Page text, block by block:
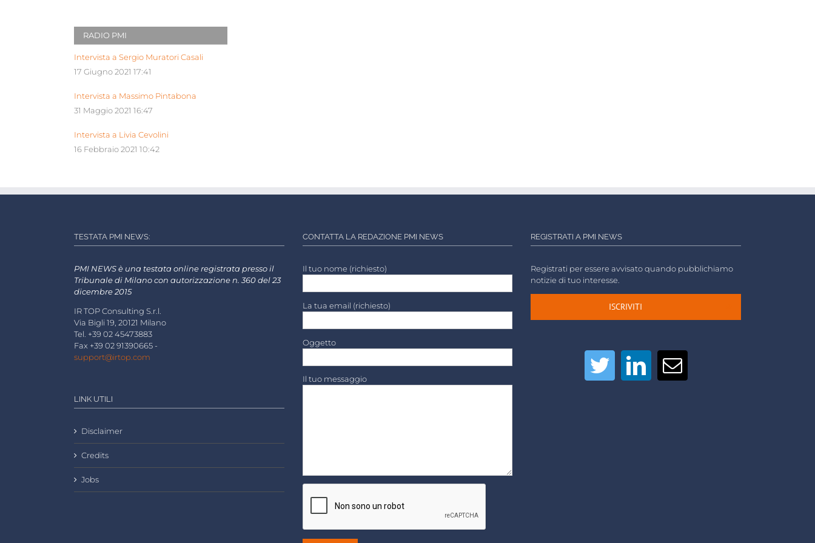
RADIO PMI
Intervista a Sergio Muratori Casali
17 Giugno 2021 17:41
Intervista a Massimo Pintabona
31 Maggio 2021 16:47
Intervista a Livia Cevolini
16 Febbraio 2021 10:42
TESTATA PMI NEWS:
PMI NEWS è una testata online registrata presso il
Tribunale di Milano con autorizzazione n. 360 del 23
dicembre 2015
IR TOP Consulting S.r.l.
Via Bigli 19, 20121 Milano
Tel. +39 02 45473883
Fax +39 02 91390665 -
support@irtop.com
LINK UTILI
Disclaimer
Credits
Jobs
CONTATTA LA REDAZIONE PMI NEWS
Il tuo nome (richiesto)
La tua email (richiesto)
Oggetto
Il tuo messaggio
REGISTRATI A PMI NEWS
Registrati per essere avvisato quando pubblichiamo
notizie di tuo interesse.
ISCRIVITI